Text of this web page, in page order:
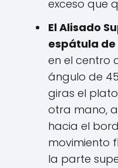
exceso que
El Alisado
espátula de
en el centro
ángulo de
giras el
otra mano,
hacia el
movimiento
la parte